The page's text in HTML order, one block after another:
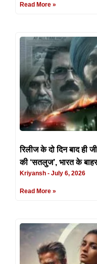
Read More »
रिलीज के दो दिन बाद ही
की ‘सतलुज’, भारत के
Kriyansh July 6, 2026
Read More »